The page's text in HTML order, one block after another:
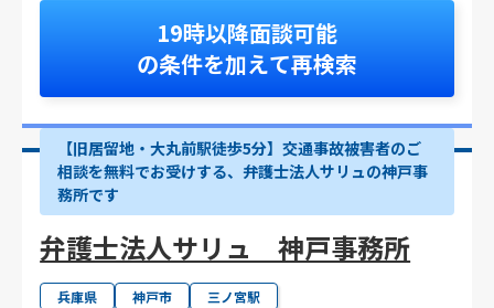
19時以降面談可能
の条件を加えて再検索
【旧居留地・大丸前駅徒歩5分】交通事故被害者のご
相談を無料でお受けする、弁護士法人サリュの神戸事
務所です
弁護士法人サリュ 神戸事務所
兵庫県 神戸市 三ノ宮駅